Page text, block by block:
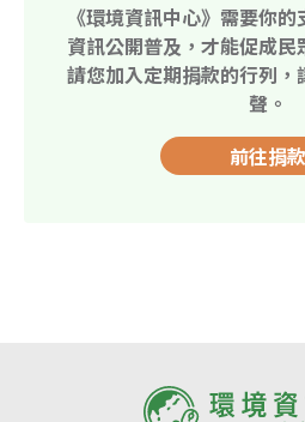
《環境資訊中心》需要你
資訊公開普及，才能促成
請您加入定期捐款的行列
聲。
前往捐款